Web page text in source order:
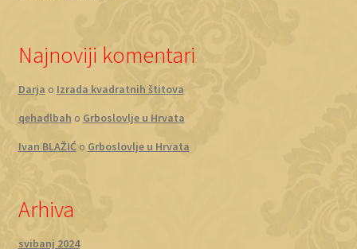
Najnoviji komentari
Darja o Izrada kvadratnih štitova
qehadlbah o Grboslovlje u Hrvata
Ivan BLAŽIĆo Grboslovlje u Hrvata
Arhiva
svibanj 2024